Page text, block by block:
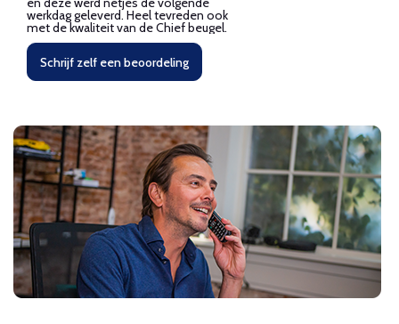
werkdag geleverd. Heel tevreden ook
met de kwaliteit van de Chief beugel.
Schrijf zelf een beoordeling